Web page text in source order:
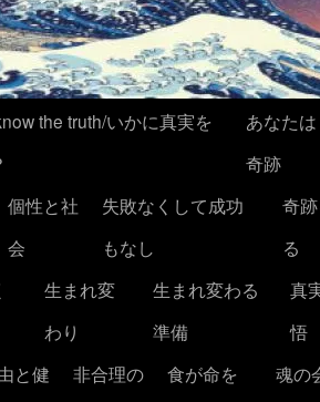
the truth/いかに真実を
あなたは
奇跡
個性と社
会
失敗なくして成功
もなし
奇
る
生まれ変
わり
生まれ変わる
準備
真
悟
と健
非合理の
食が命を
魂の